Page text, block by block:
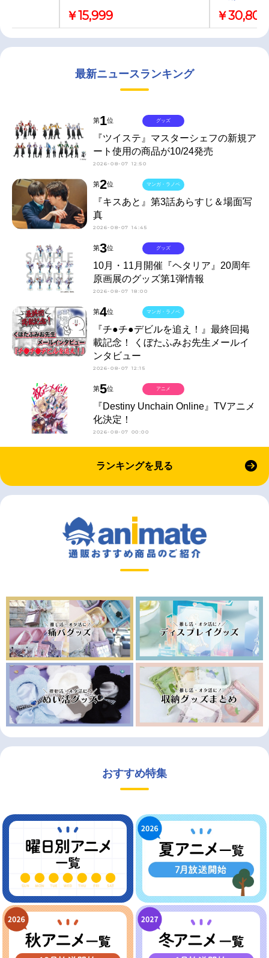
￥15,999 ￥30,800
最新ニュースランキング
第1位
『ツイステ』マスターシェフの新規ア
ート使用の商品が10/24発売
2026-08-07 12:50
グッズ
第2位
『キスあと』第3話あらすじ＆場面写
真
2026-08-07 14:45
マンガ・ラノベ
第3位
10月・11月開催『ヘタリア』20周年
原画展のグッズ第1弾情報
2026-08-07 18:00
グッズ
第4位
『チ●チ●デビルを追え！』最終回掲
載記念！ くぼたふみお先生メールイ
ンタビュー
2026-08-07 12:15
マンガ・ラノベ
第5位
『Destiny Unchain Online』TVアニメ
化決定！
2026-08-07 00:00
アニメ
ランキングを見る
おすすめ特集